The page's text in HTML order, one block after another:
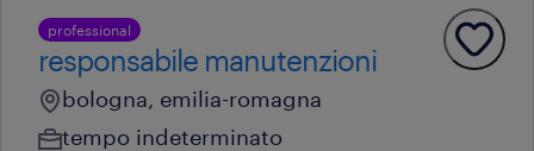
professional
responsabile manutenzioni
bologna, emilia-romagna
tempo indeterminato